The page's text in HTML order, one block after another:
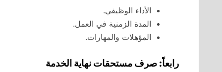
الأداء الوظيفي.
المدة الزمنية في العمل.
المؤهلات والمهارات.
رابعاً: صرف مستحقات نهاية الخدمة